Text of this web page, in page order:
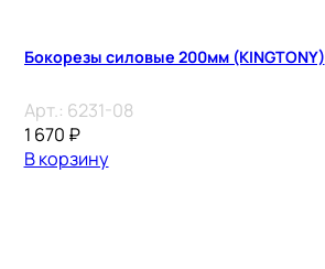
Бокорезы силовые 200мм (KINGTONY)
Арт.: 6231-08
1 670 ₽
В корзину